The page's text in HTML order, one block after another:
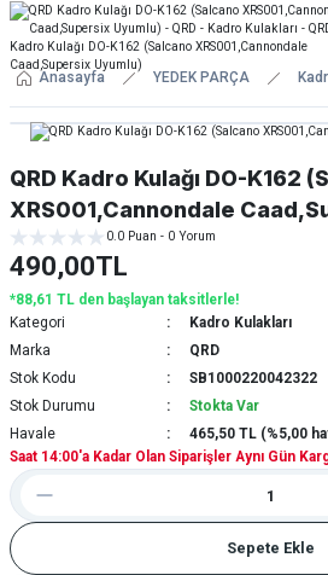
Anasayfa YEDEK PARÇA
QRD Kadro Kulağı DO-K162
XRS001,Cannondale
0.0 Puan - 0 Yorum
490,00TL
*88,61 TL den başlayan taksitlerle!
Kategori
Kadro Kulakları
Marka
QRD
Stok Kodu
SB1000220042322
Stok Durumu
Stokta Var
Havale
465,50 TL (%5,00
Saat 14:00'a Kadar Olan Siparişler Aynı Gün
Sepete Ekle